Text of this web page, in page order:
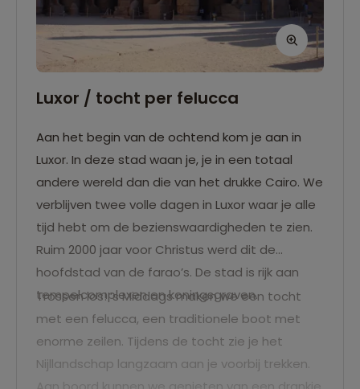
Luxor / tocht per felucca
Aan het begin van de ochtend kom je aan in
Luxor. In deze stad waan je, je in een totaal
andere wereld dan die van het drukke Cairo. We
verblijven twee volle dagen in Luxor waar je alle
tijd hebt om de bezienswaardigheden te zien.
Ruim 2000 jaar voor Christus werd dit de
hoofdstad van de farao’s. De stad is rijk aan
tempelcomplexen en koningsgraven.
Trossen los! ’s Middags maken we een tocht
met een felucca, een traditionele boot met
enorme zeilen. Tijdens de tocht zie je het
Nijllandschap langzaam aan je voorbij trekken.